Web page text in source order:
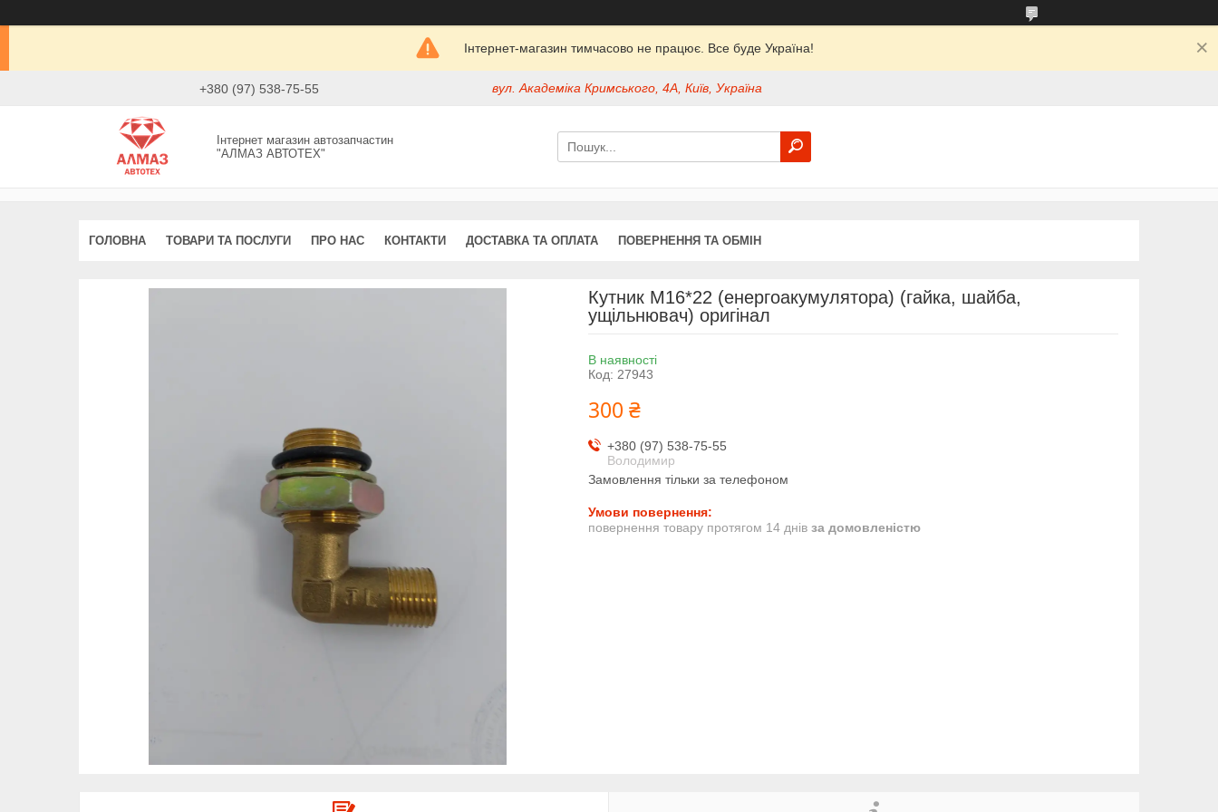
Інтернет-магазин тимчасово не працює. Все буде Україна!
+380 (97) 538-75-55 вул. Академіка Кримського, 4А, Київ, Україна
Інтернет магазин автозапчастин
"АЛМАЗ АВТОТЕХ"
ГОЛОВНА ТОВАРИ ТА ПОСЛУГИ ПРО НАС КОНТАКТИ ДОСТАВКА ТА ОПЛАТА ПОВЕРНЕННЯ ТА ОБМІН
Кутник М16*22 (енергоакумулятора) (гайка, шайба,
ущільнювач) оригінал
В наявності
Код: 27943
300 ₴
+380 (97) 538-75-55
Володимир
Замовлення тільки за телефоном
повернення товару протягом 14 днів за домовленістю